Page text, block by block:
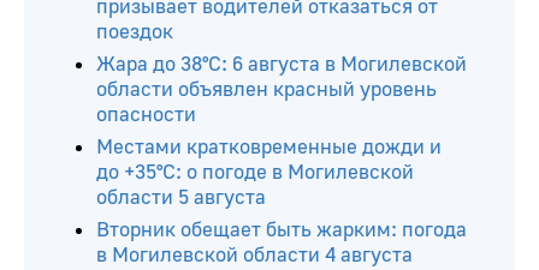
призывает водителей отказаться от
поездок
Жара до 38°С: 6 августа в Могилевской
области объявлен красный уровень
опасности
Местами кратковременные дожди и
до +35°С: о погоде в Могилевской
области 5 августа
Вторник обещает быть жарким: погода
в Могилевской области 4 августа